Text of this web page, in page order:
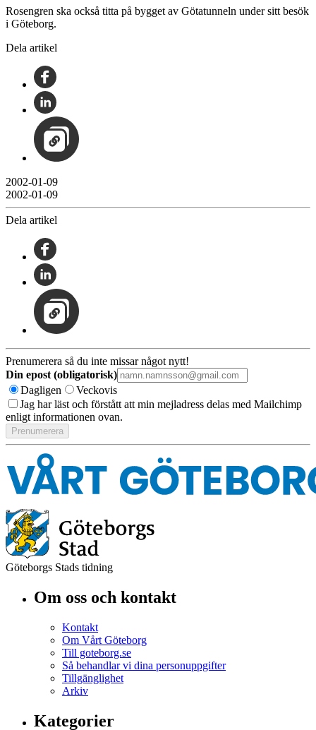
Rosengren ska också titta på bygget av Götatunneln under sitt besök
i Göteborg.
Dela artikel
2002-01-09
2002-01-09
Dela artikel
Prenumerera så du inte missar något nytt!
Din epost (obligatorisk)
Dagligen
Veckovis
Jag har läst och förstått att min mejladress delas med Mailchimp
enligt informationen ovan.
Göteborgs Stads tidning
Om oss och kontakt
Kontakt
Om Vårt Göteborg
Till goteborg.se
Så behandlar vi dina personuppgifter
Tillgänglighet
Arkiv
Kategorier